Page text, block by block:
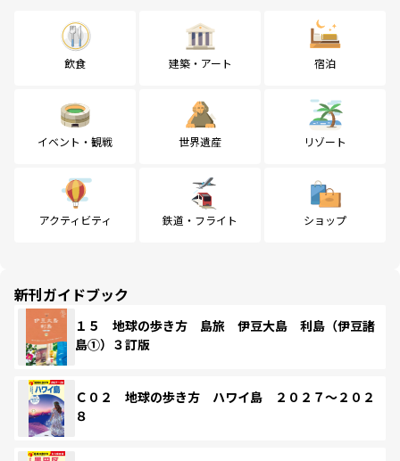
飲食 建築・アート 宿泊
イベント・観戦 世界遺産 リゾート
アクティビティ 鉄道・フライト ショップ
新刊ガイドブック
１５ 地球の歩き方 島旅 伊豆大島 利島（伊豆諸
島①）３訂版
Ｃ０２ 地球の歩き方 ハワイ島 ２０２７～２０２
８